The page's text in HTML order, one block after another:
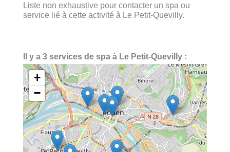
Liste non exhaustive pour contacter un spa ou
service lié à cette activité à Le Petit-Quevilly.
Il y a 3 services de spa à Le Petit-Quevilly :
+
−